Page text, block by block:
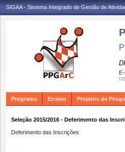
SIGAA - Sistema Integrado de Gestão de
Programa Ensino Projetos de
Seleção 2015/2016 - Deferimento das
Deferimento das Inscrições